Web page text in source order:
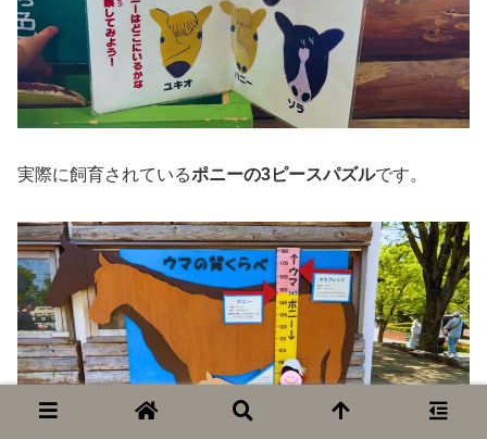
実際に飼育されているポニーの3ピースパズルです。